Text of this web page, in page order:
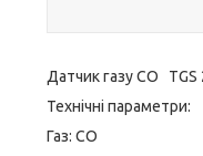
Датчик газу СО
Технічні параметри:
Газ: СО